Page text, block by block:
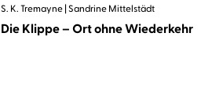
S. K. Tremayne Sandrine Mittelstädt
Die Klippe – Ort ohne Wiederkehr